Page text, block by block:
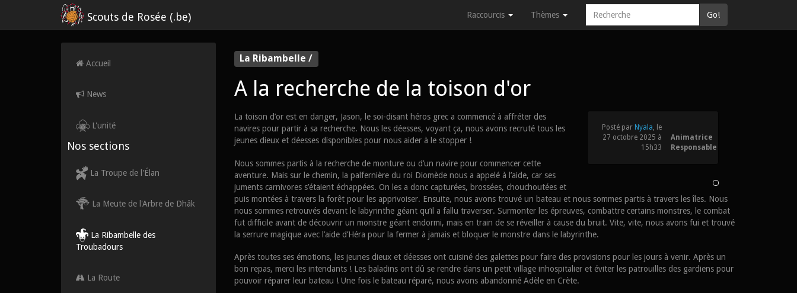
Scouts de Rosée (.be) Go!
Raccourcis Thèmes
Accueil
News
L'unité
Nos sections
La Troupe de l'Élan
La Meute de l'Arbre de Dhâk
La Ribambelle des
Troubadours
La Route
La Ribambelle /
A la recherche de la toison d'or
Animatrice
Responsable
Posté par Nyala, le
27 octobre 2025 à
15h33
La toison d’or est en danger, Jason, le soi-disant héros grec a commencé à affréter des
navires pour partir à sa recherche. Nous les déesses, voyant ça, nous avons recruté tous les
jeunes dieux et déesses disponibles pour nous aider à le stopper !
Nous sommes partis à la recherche de monture ou d’un navire pour commencer cette
aventure. Mais sur le chemin, la palfernière du roi Diomède nous a appelé à l’aide, car ses
juments carnivores s’étaient échappées. On les a donc capturées, brossées, chouchoutées et
puis montées à travers la forêt pour les apprivoiser. Ensuite, nous avons trouvé un bateau et nous sommes partis à travers les îles. Nous
nous sommes retrouvés devant le labyrinthe géant qu’il a fallu traverser. Surmonter les épreuves, combattre certains monstres, le combat
fut difficile avant de découvrir un monstre géant endormi, mais en train de se réveiller à cause du bruit. Vite, vite, nous avons fui et trouvé
la serrure magique avec l’aide d’Héra pour la fermer à jamais et bloquer le monstre dans le labyrinthe.
Après toutes ses émotions, les jeunes dieux et déesses ont cuisiné des galettes pour faire des provisions pour les jours à venir. Après un
bon repas, merci les intendants ! Les baladins ont dû se rendre dans un petit village inhospitalier et éviter les patrouilles des gardiens pour
pouvoir réparer leur bateau ! Une fois le bateau réparé, nous avons abandonné Adèle en Crète.